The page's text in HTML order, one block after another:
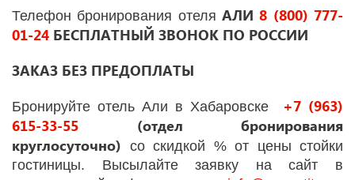
Телефон бронирования отеля АЛИ 8 (800) 777-
01-24 БЕСПЛАТНЫЙ ЗВОНОК ПО РОССИИ
ЗАКАЗ БЕЗ ПРЕДОПЛАТЫ
Бронируйте отель Али в Хабаровске
+7 (963)
615-33-55 (отдел бронирования
круглосуточно) со скидкой % от цены стойки
гостиницы. Высылайте заявку на сайт в